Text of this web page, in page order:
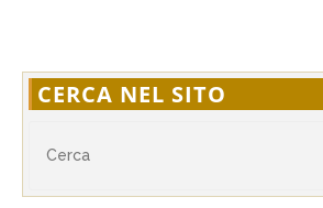
CERCA NEL SITO